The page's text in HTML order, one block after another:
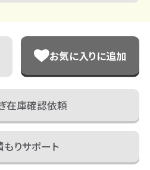
お気に入りに追加
在庫確認依頼
もりサポート